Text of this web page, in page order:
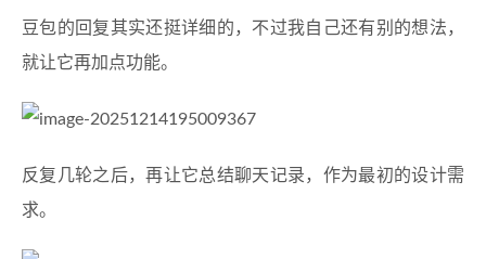
豆包的回复其实还挺详细的，不过我自己还有别的想法，
就让它再加点功能。
反复几轮之后，再让它总结聊天记录，作为最初的设计需
求。